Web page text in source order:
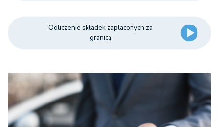
Odliczenie składek zapłaconych za
granicą